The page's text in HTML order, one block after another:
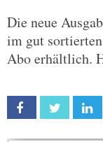
Die neue
im gut
Abo erhältlich.
Facebook Twitter